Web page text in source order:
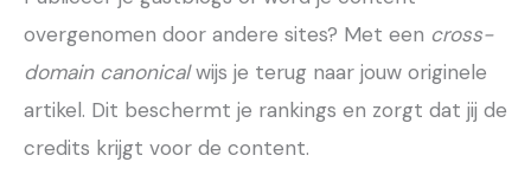
overgenomen door andere sites? Met een cross-
domain canonicalwijs je terug naar jouw originele
artikel. Dit beschermt je rankings en zorgt dat jij de
credits krijgt voor de content.